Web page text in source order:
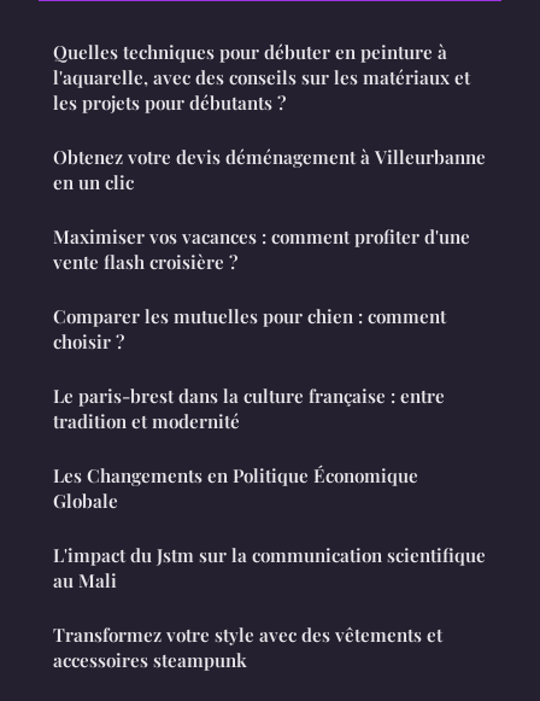
Quelles techniques pour débuter en peinture à
l'aquarelle, avec des conseils sur les matériaux et
les projets pour débutants ?
Obtenez votre devis déménagement à Villeurbanne
en un clic
Maximiser vos vacances : comment profiter d'une
vente flash croisière ?
Comparer les mutuelles pour chien : comment
choisir ?
Le paris-brest dans la culture française : entre
tradition et modernité
Les Changements en Politique Économique
Globale
L'impact du Jstm sur la communication scientifique
au Mali
Transformez votre style avec des vêtements et
accessoires steampunk